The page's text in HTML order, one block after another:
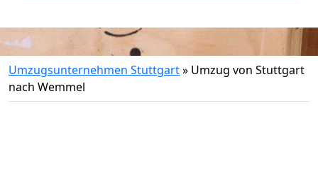
Umzugsunternehmen Stuttgart» Umzug von Stuttgart
nach Wemmel